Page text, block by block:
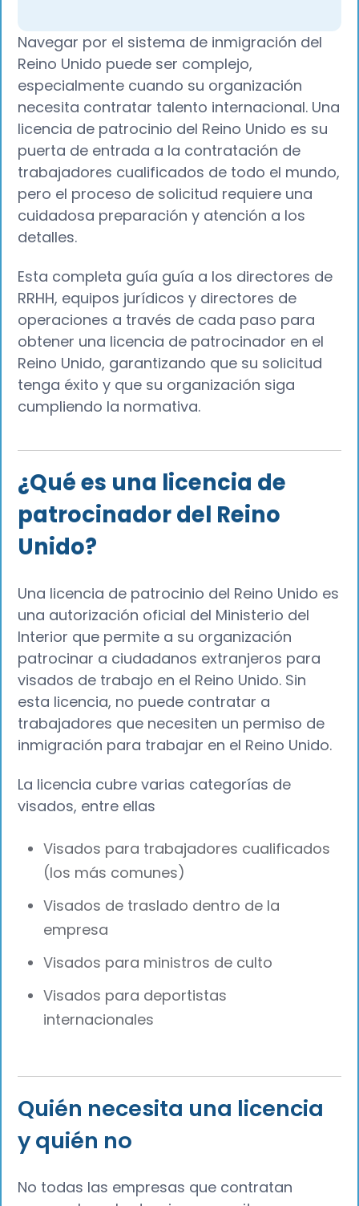
Navegar por el sistema de inmigración del
Reino Unido puede ser complejo,
especialmente cuando su organización
necesita contratar talento internacional. Una
licencia de patrocinio del Reino Unido es su
puerta de entrada a la contratación de
trabajadores cualificados de todo el mundo,
pero el proceso de solicitud requiere una
cuidadosa preparación y atención a los
detalles.
Esta completa guía guía a los directores de
RRHH, equipos jurídicos y directores de
operaciones a través de cada paso para
obtener una licencia de patrocinador en el
Reino Unido, garantizando que su solicitud
tenga éxito y que su organización siga
cumpliendo la normativa.
¿Qué es una licencia de
patrocinador del Reino
Unido?
Una licencia de patrocinio del Reino Unido es
una autorización oficial del Ministerio del
Interior que permite a su organización
patrocinar a ciudadanos extranjeros para
visados de trabajo en el Reino Unido. Sin
esta licencia, no puede contratar a
trabajadores que necesiten un permiso de
inmigración para trabajar en el Reino Unido.
La licencia cubre varias categorías de
visados, entre ellas
Visados para trabajadores cualificados
(los más comunes)
Visados de traslado dentro de la
empresa
Visados para ministros de culto
Visados para deportistas
internacionales
Quién necesita una licencia
y quién no
No todas las empresas que contratan